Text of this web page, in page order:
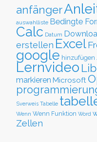
anfänger
auswahlliste Bedingte
Calc Datum
erstellen Excel
google hinzufügen
Lernvideo
markieren Microsoft
Sverweis Tabelle
Wenn Wenn Funktion Word
Zellen